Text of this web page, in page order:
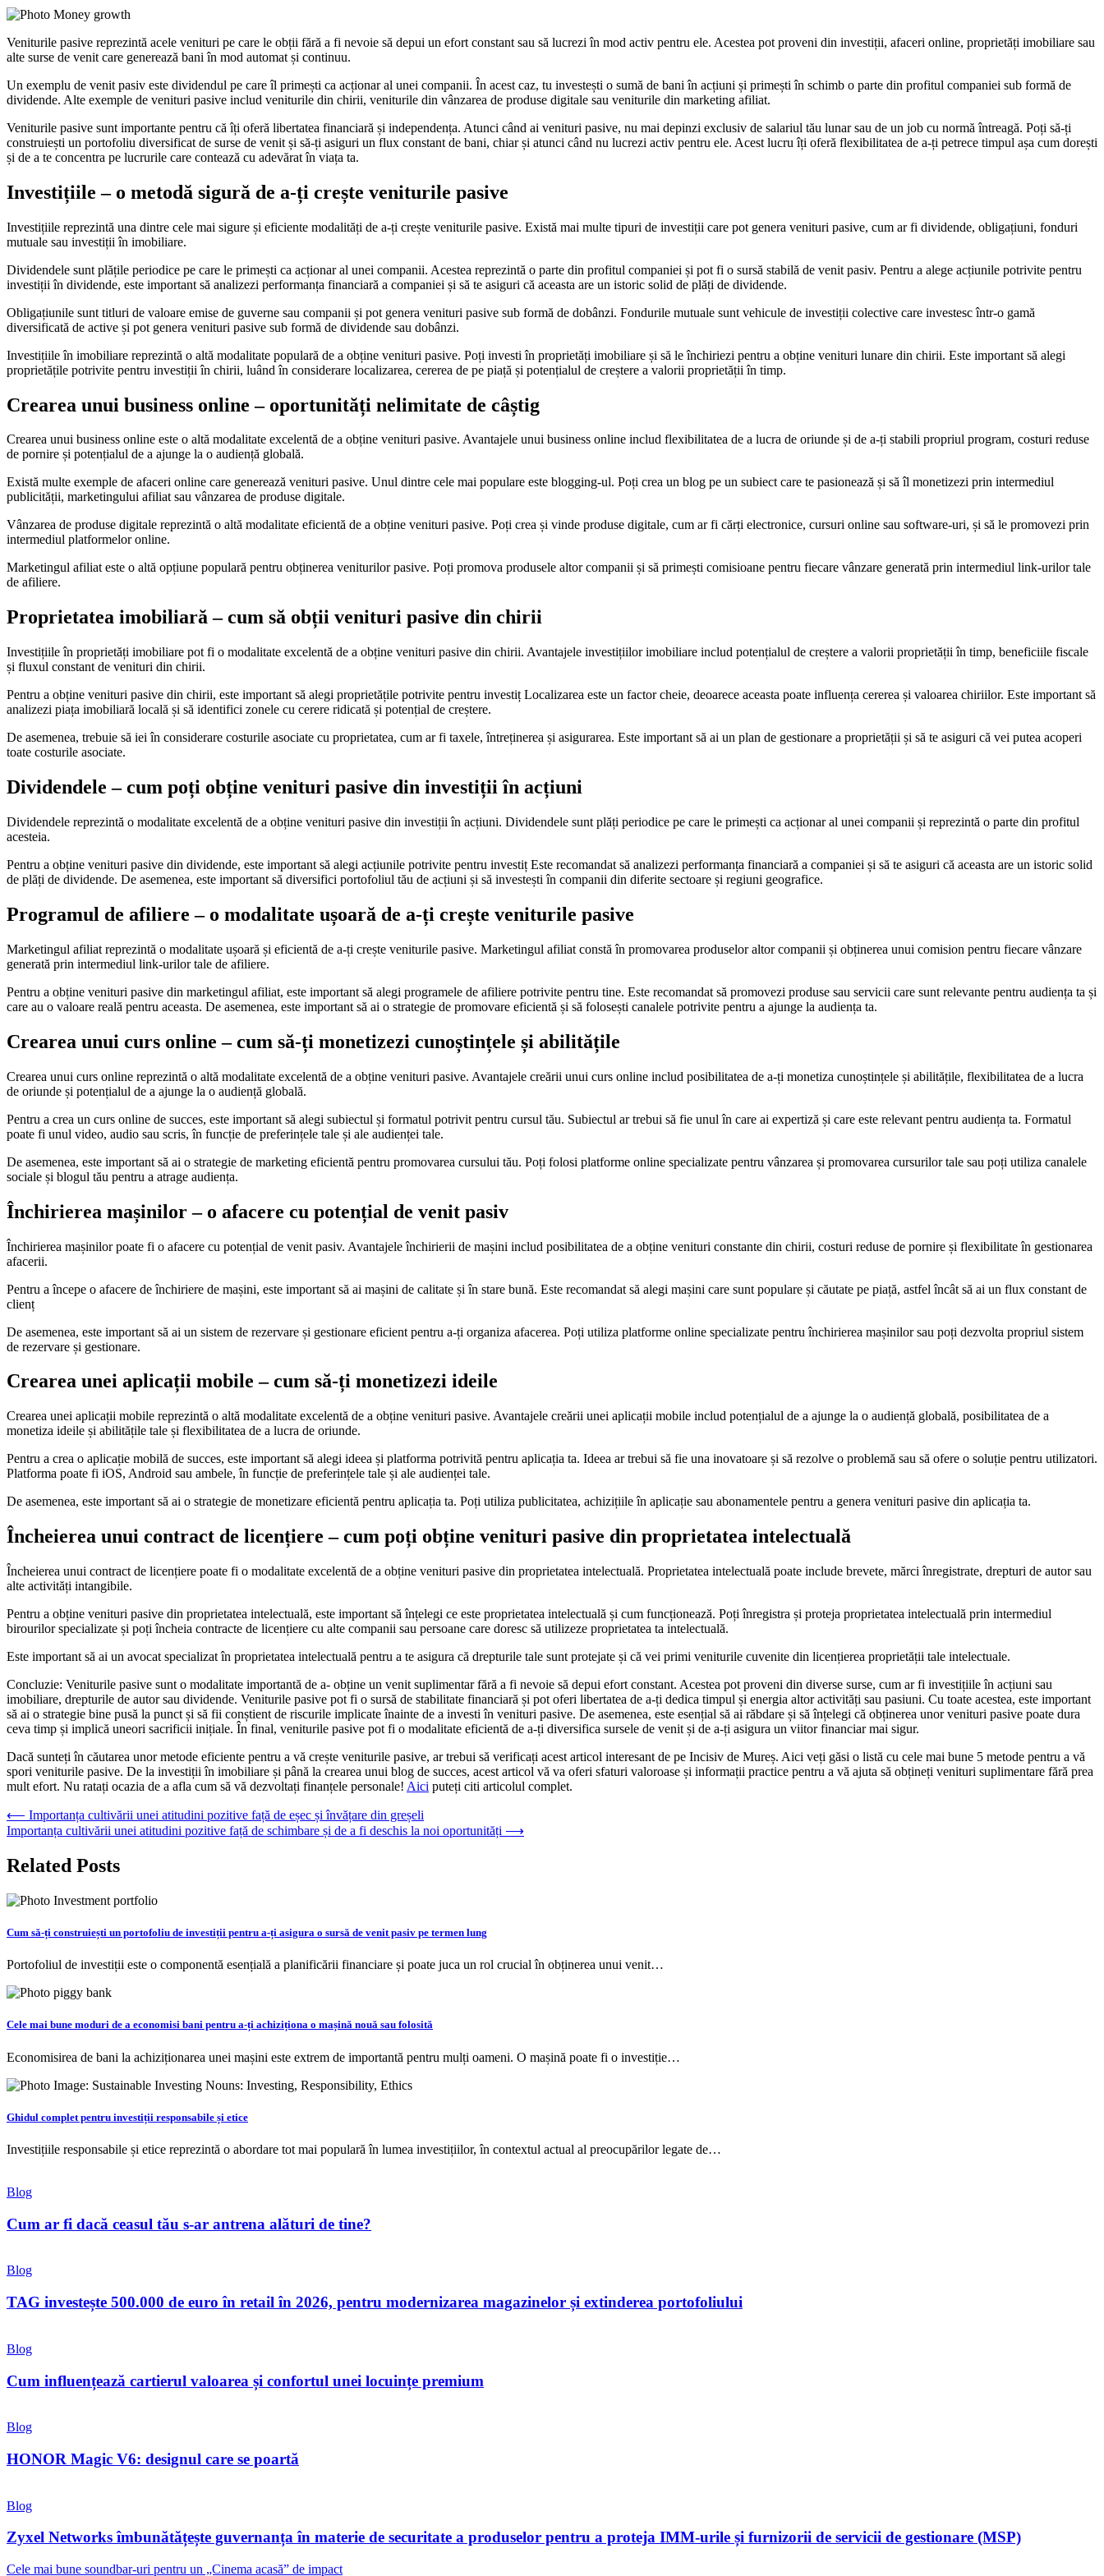
Veniturile pasive reprezintă acele venituri pe care le obții fără a fi nevoie să depui un efort constant sau să lucrezi în mod activ pentru ele. Acestea pot proveni din investiții, afaceri online, proprietăți imobiliare sau
alte surse de venit care generează bani în mod automat și continuu.
Un exemplu de venit pasiv este dividendul pe care îl primești ca acționar al unei companii. În acest caz, tu investești o sumă de bani în acțiuni și primești în schimb o parte din profitul companiei sub formă de
dividende. Alte exemple de venituri pasive includ veniturile din chirii, veniturile din vânzarea de produse digitale sau veniturile din marketing afiliat.
Veniturile pasive sunt importante pentru că îți oferă libertatea financiară și independența. Atunci când ai venituri pasive, nu mai depinzi exclusiv de salariul tău lunar sau de un job cu normă întreagă. Poți să-ți
construiești un portofoliu diversificat de surse de venit și să-ți asiguri un flux constant de bani, chiar și atunci când nu lucrezi activ pentru ele. Acest lucru îți oferă flexibilitatea de a-ți petrece timpul așa cum dorești
și de a te concentra pe lucrurile care contează cu adevărat în viața ta.
Investițiile – o metodă sigură de a-ți crește veniturile pasive
Investițiile reprezintă una dintre cele mai sigure și eficiente modalități de a-ți crește veniturile pasive. Există mai multe tipuri de investiții care pot genera venituri pasive, cum ar fi dividende, obligațiuni, fonduri
mutuale sau investiții în imobiliare.
Dividendele sunt plățile periodice pe care le primești ca acționar al unei companii. Acestea reprezintă o parte din profitul companiei și pot fi o sursă stabilă de venit pasiv. Pentru a alege acțiunile potrivite pentru
investiții în dividende, este important să analizezi performanța financiară a companiei și să te asiguri că aceasta are un istoric solid de plăți de dividende.
Obligațiunile sunt titluri de valoare emise de guverne sau companii și pot genera venituri pasive sub formă de dobânzi. Fondurile mutuale sunt vehicule de investiții colective care investesc într-o gamă
diversificată de active și pot genera venituri pasive sub formă de dividende sau dobânzi.
Investițiile în imobiliare reprezintă o altă modalitate populară de a obține venituri pasive. Poți investi în proprietăți imobiliare și să le închiriezi pentru a obține venituri lunare din chirii. Este important să alegi
proprietățile potrivite pentru investiții în chirii, luând în considerare localizarea, cererea de pe piață și potențialul de creștere a valorii proprietății în timp.
Crearea unui business online – oportunități nelimitate de câștig
Crearea unui business online este o altă modalitate excelentă de a obține venituri pasive. Avantajele unui business online includ flexibilitatea de a lucra de oriunde și de a-ți stabili propriul program, costuri reduse
de pornire și potențialul de a ajunge la o audiență globală.
Există multe exemple de afaceri online care generează venituri pasive. Unul dintre cele mai populare este blogging-ul. Poți crea un blog pe un subiect care te pasionează și să îl monetizezi prin intermediul
publicității, marketingului afiliat sau vânzarea de produse digitale.
Vânzarea de produse digitale reprezintă o altă modalitate eficientă de a obține venituri pasive. Poți crea și vinde produse digitale, cum ar fi cărți electronice, cursuri online sau software-uri, și să le promovezi prin
intermediul platformelor online.
Marketingul afiliat este o altă opțiune populară pentru obținerea veniturilor pasive. Poți promova produsele altor companii și să primești comisioane pentru fiecare vânzare generată prin intermediul link-urilor tale
de afiliere.
Proprietatea imobiliară – cum să obții venituri pasive din chirii
Investițiile în proprietăți imobiliare pot fi o modalitate excelentă de a obține venituri pasive din chirii. Avantajele investițiilor imobiliare includ potențialul de creștere a valorii proprietății în timp, beneficiile fiscale
și fluxul constant de venituri din chirii.
Pentru a obține venituri pasive din chirii, este important să alegi proprietățile potrivite pentru investiț Localizarea este un factor cheie, deoarece aceasta poate influența cererea și valoarea chiriilor. Este important să
analizezi piața imobiliară locală și să identifici zonele cu cerere ridicată și potențial de creștere.
De asemenea, trebuie să iei în considerare costurile asociate cu proprietatea, cum ar fi taxele, întreținerea și asigurarea. Este important să ai un plan de gestionare a proprietății și să te asiguri că vei putea acoperi
toate costurile asociate.
Dividendele – cum poți obține venituri pasive din investiții în acțiuni
Dividendele reprezintă o modalitate excelentă de a obține venituri pasive din investiții în acțiuni. Dividendele sunt plăți periodice pe care le primești ca acționar al unei companii și reprezintă o parte din profitul
acesteia.
Pentru a obține venituri pasive din dividende, este important să alegi acțiunile potrivite pentru investiț Este recomandat să analizezi performanța financiară a companiei și să te asiguri că aceasta are un istoric solid
de plăți de dividende. De asemenea, este important să diversifici portofoliul tău de acțiuni și să investești în companii din diferite sectoare și regiuni geografice.
Programul de afiliere – o modalitate ușoară de a-ți crește veniturile pasive
Marketingul afiliat reprezintă o modalitate ușoară și eficientă de a-ți crește veniturile pasive. Marketingul afiliat constă în promovarea produselor altor companii și obținerea unui comision pentru fiecare vânzare
generată prin intermediul link-urilor tale de afiliere.
Pentru a obține venituri pasive din marketingul afiliat, este important să alegi programele de afiliere potrivite pentru tine. Este recomandat să promovezi produse sau servicii care sunt relevante pentru audiența ta și
care au o valoare reală pentru aceasta. De asemenea, este important să ai o strategie de promovare eficientă și să folosești canalele potrivite pentru a ajunge la audiența ta.
Crearea unui curs online – cum să-ți monetizezi cunoștințele și abilitățile
Crearea unui curs online reprezintă o altă modalitate excelentă de a obține venituri pasive. Avantajele creării unui curs online includ posibilitatea de a-ți monetiza cunoștințele și abilitățile, flexibilitatea de a lucra
de oriunde și potențialul de a ajunge la o audiență globală.
Pentru a crea un curs online de succes, este important să alegi subiectul și formatul potrivit pentru cursul tău. Subiectul ar trebui să fie unul în care ai expertiză și care este relevant pentru audiența ta. Formatul
poate fi unul video, audio sau scris, în funcție de preferințele tale și ale audienței tale.
De asemenea, este important să ai o strategie de marketing eficientă pentru promovarea cursului tău. Poți folosi platforme online specializate pentru vânzarea și promovarea cursurilor tale sau poți utiliza canalele
sociale și blogul tău pentru a atrage audiența.
Închirierea mașinilor – o afacere cu potențial de venit pasiv
Închirierea mașinilor poate fi o afacere cu potențial de venit pasiv. Avantajele închirierii de mașini includ posibilitatea de a obține venituri constante din chirii, costuri reduse de pornire și flexibilitate în gestionarea
afacerii.
Pentru a începe o afacere de închiriere de mașini, este important să ai mașini de calitate și în stare bună. Este recomandat să alegi mașini care sunt populare și căutate pe piață, astfel încât să ai un flux constant de
clienț
De asemenea, este important să ai un sistem de rezervare și gestionare eficient pentru a-ți organiza afacerea. Poți utiliza platforme online specializate pentru închirierea mașinilor sau poți dezvolta propriul sistem
de rezervare și gestionare.
Crearea unei aplicații mobile – cum să-ți monetizezi ideile
Crearea unei aplicații mobile reprezintă o altă modalitate excelentă de a obține venituri pasive. Avantajele creării unei aplicații mobile includ potențialul de a ajunge la o audiență globală, posibilitatea de a
monetiza ideile și abilitățile tale și flexibilitatea de a lucra de oriunde.
Pentru a crea o aplicație mobilă de succes, este important să alegi ideea și platforma potrivită pentru aplicația ta. Ideea ar trebui să fie una inovatoare și să rezolve o problemă sau să ofere o soluție pentru utilizatori.
Platforma poate fi iOS, Android sau ambele, în funcție de preferințele tale și ale audienței tale.
De asemenea, este important să ai o strategie de monetizare eficientă pentru aplicația ta. Poți utiliza publicitatea, achizițiile în aplicație sau abonamentele pentru a genera venituri pasive din aplicația ta.
Încheierea unui contract de licențiere – cum poți obține venituri pasive din proprietatea intelectuală
Încheierea unui contract de licențiere poate fi o modalitate excelentă de a obține venituri pasive din proprietatea intelectuală. Proprietatea intelectuală poate include brevete, mărci înregistrate, drepturi de autor sau
alte activități intangibile.
Pentru a obține venituri pasive din proprietatea intelectuală, este important să înțelegi ce este proprietatea intelectuală și cum funcționează. Poți înregistra și proteja proprietatea intelectuală prin intermediul
birourilor specializate și poți încheia contracte de licențiere cu alte companii sau persoane care doresc să utilizeze proprietatea ta intelectuală.
Este important să ai un avocat specializat în proprietatea intelectuală pentru a te asigura că drepturile tale sunt protejate și că vei primi veniturile cuvenite din licențierea proprietății tale intelectuale.
Concluzie: Veniturile pasive sunt o modalitate importantă de a- obține un venit suplimentar fără a fi nevoie să depui efort constant. Acestea pot proveni din diverse surse, cum ar fi investițiile în acțiuni sau
imobiliare, drepturile de autor sau dividende. Veniturile pasive pot fi o sursă de stabilitate financiară și pot oferi libertatea de a-ți dedica timpul și energia altor activități sau pasiuni. Cu toate acestea, este important
să ai o strategie bine pusă la punct și să fii conștient de riscurile implicate înainte de a investi în venituri pasive. De asemenea, este esențial să ai răbdare și să înțelegi că obținerea unor venituri pasive poate dura
ceva timp și implică uneori sacrificii inițiale. În final, veniturile pasive pot fi o modalitate eficientă de a-ți diversifica sursele de venit și de a-ți asigura un viitor financiar mai sigur.
Dacă sunteți în căutarea unor metode eficiente pentru a vă crește veniturile pasive, ar trebui să verificați acest articol interesant de pe Incisiv de Mureș. Aici veți găsi o listă cu cele mai bune 5 metode pentru a vă
spori veniturile pasive. De la investiții în imobiliare și până la crearea unui blog de succes, acest articol vă va oferi sfaturi valoroase și informații practice pentru a vă ajuta să obțineți venituri suplimentare fără prea
mult efort. Nu ratați ocazia de a afla cum să vă dezvoltați finanțele personale! Aici puteți citi articolul complet.
Navigare
în
articole
⟵ Importanța cultivării unei atitudini pozitive față de eșec și învățare din greșeli
Importanța cultivării unei atitudini pozitive față de schimbare și de a fi deschis la noi oportunități ⟶
Related Posts
Cum să-ți construiești un portofoliu de investiții pentru a-ți asigura o sursă de venit pasiv pe termen lung
Portofoliul de investiții este o componentă esențială a planificării financiare și poate juca un rol crucial în obținerea unui venit…
Cele mai bune moduri de a economisi bani pentru a-ți achiziționa o mașină nouă sau folosită
Economisirea de bani la achiziționarea unei mașini este extrem de importantă pentru mulți oameni. O mașină poate fi o investiție…
Ghidul complet pentru investiții responsabile și etice
Investițiile responsabile și etice reprezintă o abordare tot mai populară în lumea investițiilor, în contextul actual al preocupărilor legate de…
Blog
Cum ar fi dacă ceasul tău s-ar antrena alături de tine?
Blog
TAG investește 500.000 de euro în retail în 2026, pentru modernizarea magazinelor și extinderea portofoliului
Blog
Cum influențează cartierul valoarea și confortul unei locuințe premium
Blog
HONOR Magic V6: designul care se poartă
Blog
Zyxel Networks îmbunătățește guvernanța în materie de securitate a produselor pentru a proteja IMM-urile și furnizorii de servicii de gestionare (MSP)
Cele mai bune soundbar-uri pentru un „Cinema acasă” de impact